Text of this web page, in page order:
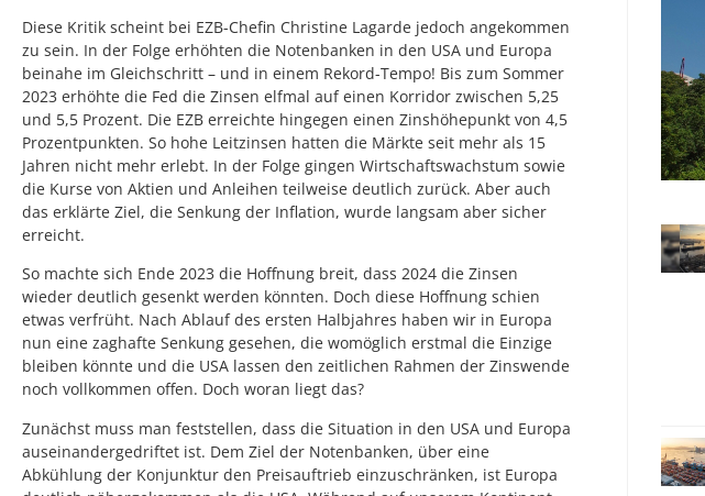
Diese Kritik scheint bei EZB-Chefin Christine Lagarde jedoch angekommen
zu sein. In der Folge erhöhten die Notenbanken in den USA und Europa
beinahe im Gleichschritt – und in einem Rekord-Tempo! Bis zum Sommer
2023 erhöhte die Fed die Zinsen elfmal auf einen Korridor zwischen 5,25
und 5,5 Prozent. Die EZB erreichte hingegen einen Zinshöhepunkt von 4,5
Prozentpunkten. So hohe Leitzinsen hatten die Märkte seit mehr als 15
Jahren nicht mehr erlebt. In der Folge gingen Wirtschaftswachstum sowie
die Kurse von Aktien und Anleihen teilweise deutlich zurück. Aber auch
das erklärte Ziel, die Senkung der Inflation, wurde langsam aber sicher
erreicht.
So machte sich Ende 2023 die Hoffnung breit, dass 2024 die Zinsen
wieder deutlich gesenkt werden könnten. Doch diese Hoffnung schien
etwas verfrüht. Nach Ablauf des ersten Halbjahres haben wir in Europa
nun eine zaghafte Senkung gesehen, die womöglich erstmal die Einzige
bleiben könnte und die USA lassen den zeitlichen Rahmen der Zinswende
noch vollkommen offen. Doch woran liegt das?
Zunächst muss man feststellen, dass die Situation in den USA und Europa
auseinandergedriftet ist. Dem Ziel der Notenbanken, über eine
Abkühlung der Konjunktur den Preisauftrieb einzuschränken, ist Europa